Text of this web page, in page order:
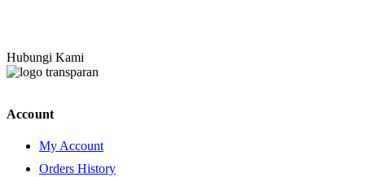
Hubungi Kami
Account
My Account
Orders History